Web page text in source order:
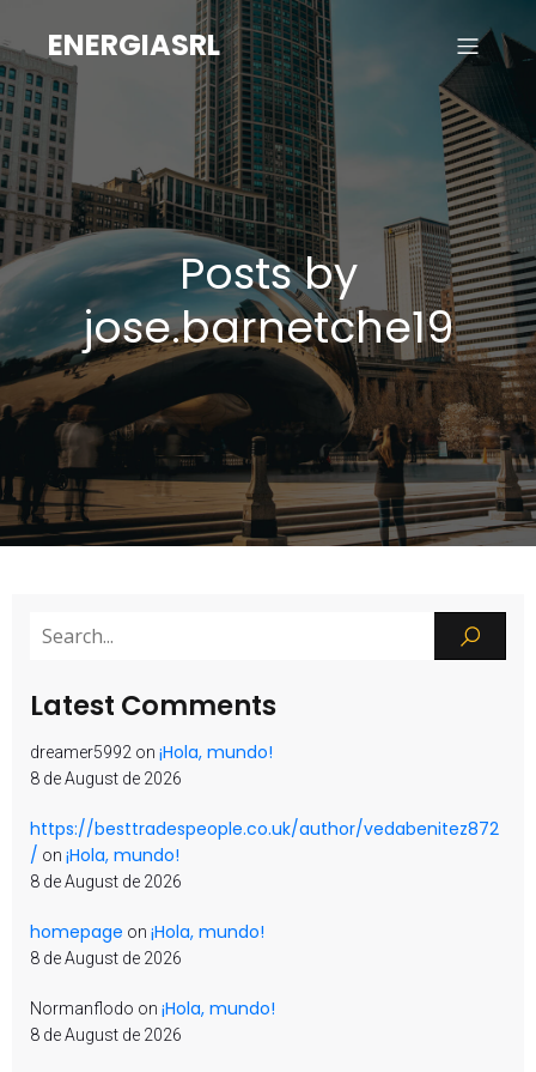
ENERGIASRL
Posts by
jose.barnetche19
Latest Comments
dreamer5992 on ¡Hola, mundo!
8 de August de 2026
https://besttradespeople.co.uk/author/vedabenitez872
/ on ¡Hola, mundo!
8 de August de 2026
homepage on ¡Hola, mundo!
8 de August de 2026
Normanflodo on ¡Hola, mundo!
8 de August de 2026